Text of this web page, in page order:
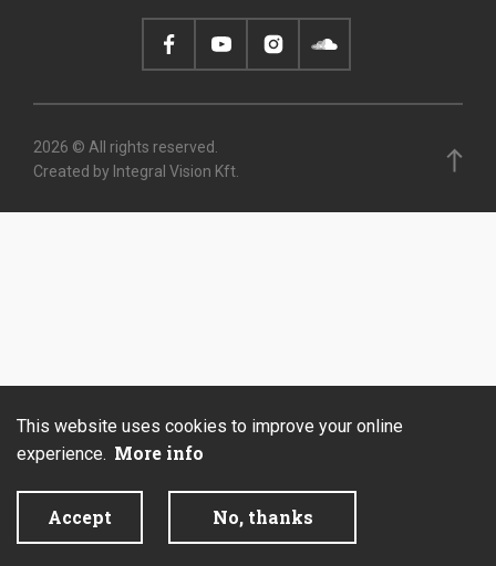
2026 © All rights reserved.
Created by Integral Vision Kft.
This website uses cookies to improve your online
experience. More info
Accept No, thanks